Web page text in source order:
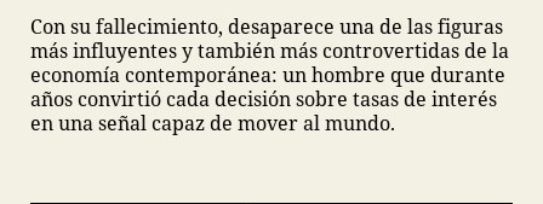
Con su fallecimiento, desaparece una de las figuras
más influyentes y también más controvertidas de la
economía contemporánea: un hombre que durante
años convirtió cada decisión sobre tasas de interés
en una señal capaz de mover al mundo.